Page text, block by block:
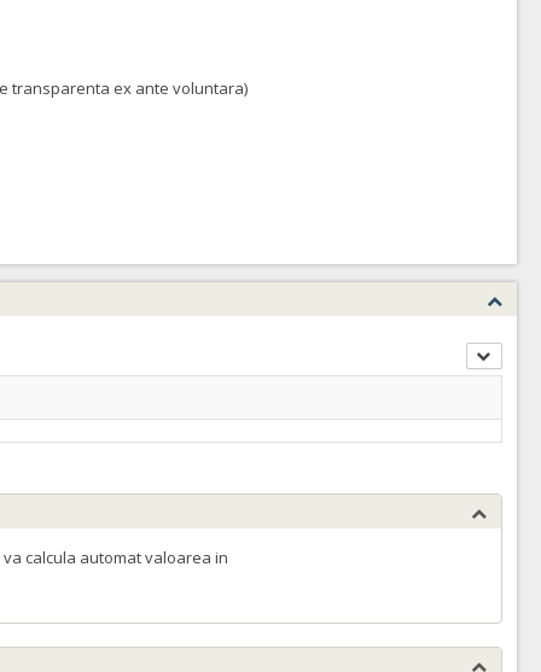
transparenta ex ante voluntara)
calcula automat valoarea in